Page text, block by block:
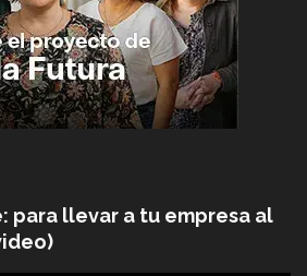
para llevar a tu empresa al